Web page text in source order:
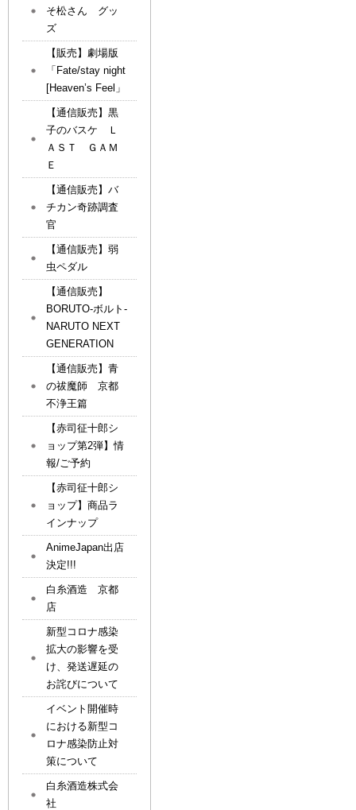
そ松さん グッ
ズ
【販売】劇場版
「Fate/stay night
[Heaven’s Feel」
【通信販売】黒
子のバスケ Ｌ
ＡＳＴ ＧＡＭ
Ｅ
【通信販売】バ
チカン奇跡調査
官
【通信販売】弱
虫ペダル
【通信販売】
BORUTO-ボルト-
NARUTO NEXT
GENERATION
【通信販売】青
の祓魔師 京都
不浄王篇
【赤司征十郎シ
ョップ第2弾】情
報/ご予約
【赤司征十郎シ
ョップ】商品ラ
インナップ
AnimeJapan出店
決定!!!
白糸酒造 京都
店
新型コロナ感染
拡大の影響を受
け、発送遅延の
お詫びについて
イベント開催時
における新型コ
ロナ感染防止対
策について
白糸酒造株式会
社